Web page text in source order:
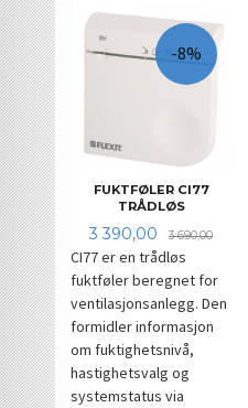
FUKTFØLER CI77
TRÅDLØS
Tilbud
3 390,00 3 690,00Rabatt
-8%
CI77 er en trådløs
fuktføler beregnet for
ventilasjonsanlegg. Den
formidler informasjon
om fuktighetsnivå,
hastighetsvalg og
systemstatus via